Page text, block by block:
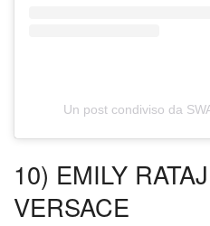
Un post condiviso da
10) EMILY
VERSACE